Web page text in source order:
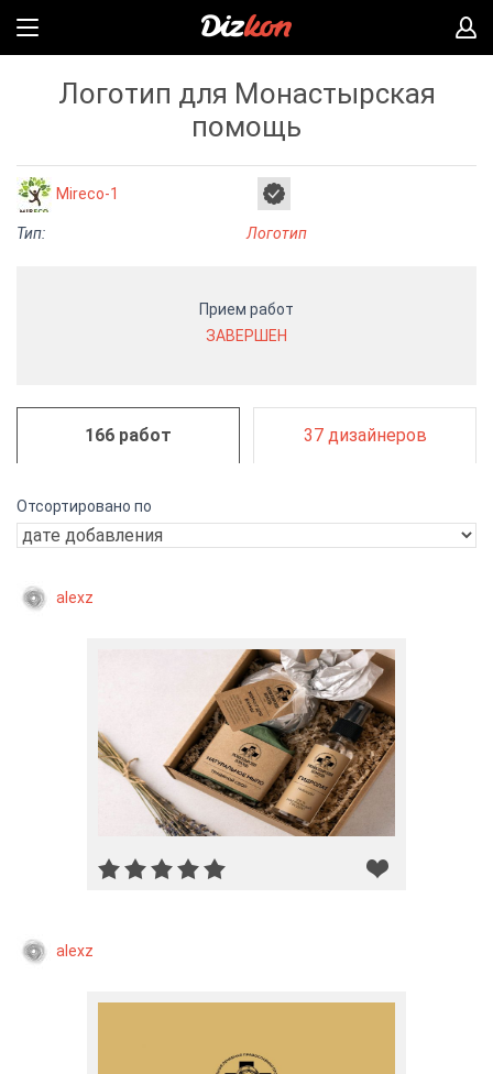
Логотип для Монастырская
помощь
Mireco-1
Тип: Логотип
Прием работ
ЗАВЕРШЕН
166 работ 37 дизайнеров
Отсортировано по
alexz
alexz